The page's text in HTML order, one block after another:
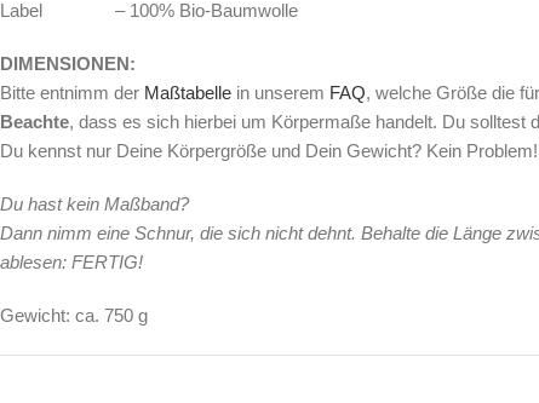
Label – 100% Bio-Baumwolle
DIMENSIONEN:
Bitte entnimm der Maßtabelle in unserem FAQ, welche Größe die
Beachte, dass es sich hierbei um Körpermaße handelt. Du solltest
Du kennst nur Deine Körpergröße und Dein Gewicht? Kein
Du hast kein Maßband?
Dann nimm eine Schnur, die sich nicht dehnt. Behalte die Länge
ablesen: FERTIG!
Gewicht: ca. 750 g